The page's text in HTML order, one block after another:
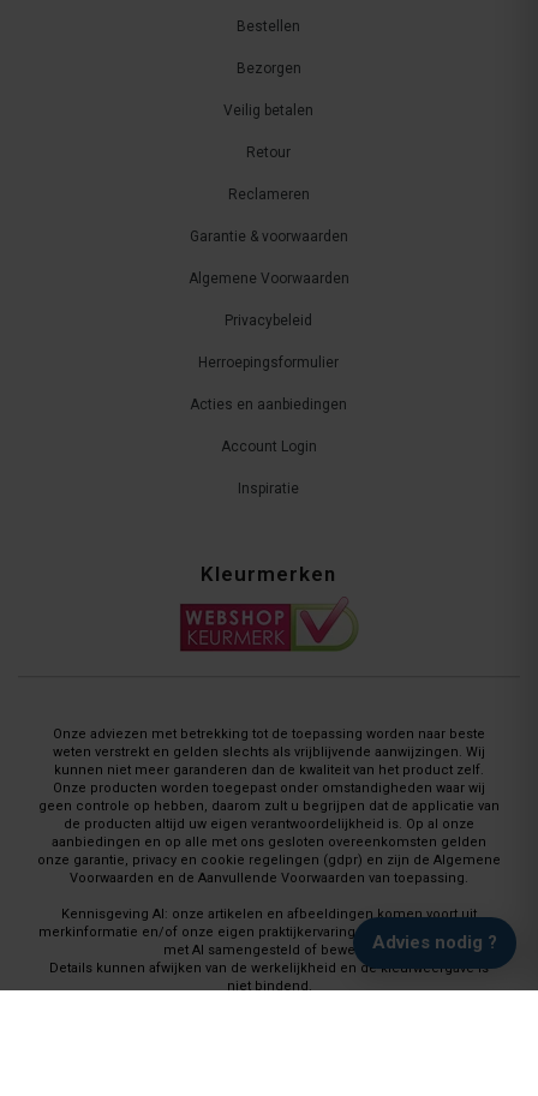
Advies nodig ?
Bestellen
Bezorgen
Veilig betalen
Retour
Reclameren
Garantie & voorwaarden
Algemene Voorwaarden
Privacybeleid
Herroepingsformulier
Acties en aanbiedingen
Account Login
Inspiratie
Kleurmerken
Onze adviezen met betrekking tot de toepassing worden naar beste
weten verstrekt en gelden slechts als vrijblijvende aanwijzingen. Wij
kunnen niet meer garanderen dan de kwaliteit van het product zelf.
Onze producten worden toegepast onder omstandigheden waar wij
geen controle op hebben, daarom zult u begrijpen dat de applicatie van
de producten altijd uw eigen verantwoordelijkheid is. Op al onze
aanbiedingen en op alle met ons gesloten overeenkomsten gelden
onze garantie, privacy en cookie regelingen (gdpr) en zijn de Algemene
Voorwaarden en de Aanvullende Voorwaarden van toepassing.
Kennisgeving AI: onze artikelen en afbeeldingen komen voort uit
merkinformatie en/of onze eigen praktijkervaring en worden waar nodig
met AI samengesteld of bewerkt.
Details kunnen afwijken van de werkelijkheid en de kleurweergave is
niet bindend.